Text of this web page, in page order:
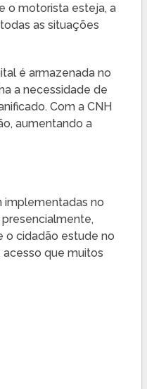
o motorista esteja, a
as situações
é armazenada no
a necessidade de
Com a CNH
aumentando a
implementadas no
o cidadão estude no
que muitos